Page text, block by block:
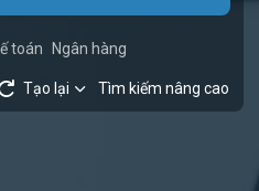
toán Ngân hàng
Tạo lại Tìm kiếm nâng cao